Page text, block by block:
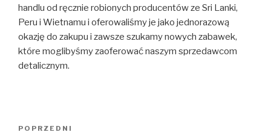
handlu od ręcznie robionych producentów ze Sri Lanki,
Peru i Wietnamu i oferowaliśmy je jako jednorazową
okazję do zakupu i zawsze szukamy nowych zabawek,
które moglibyśmy zaoferować naszym sprzedawcom
detalicznym.
Poprzedni
POPRZEDNI